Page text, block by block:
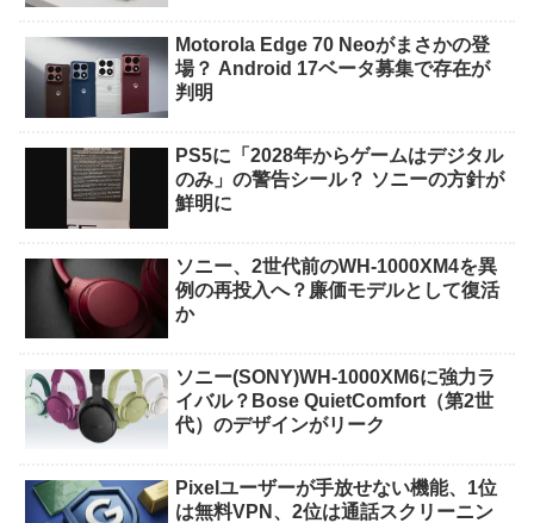
Motorola Edge 70 Neoがまさかの登
場？ Android 17ベータ募集で存在が
判明
PS5に「2028年からゲームはデジタル
のみ」の警告シール？ ソニーの方針が
鮮明に
ソニー、2世代前のWH-1000XM4を異
例の再投入へ？廉価モデルとして復活
か
ソニー(SONY)WH-1000XM6に強力ラ
イバル？Bose QuietComfort（第2世
代）のデザインがリーク
Pixelユーザーが手放せない機能、1位
は無料VPN、2位は通話スクリーニン